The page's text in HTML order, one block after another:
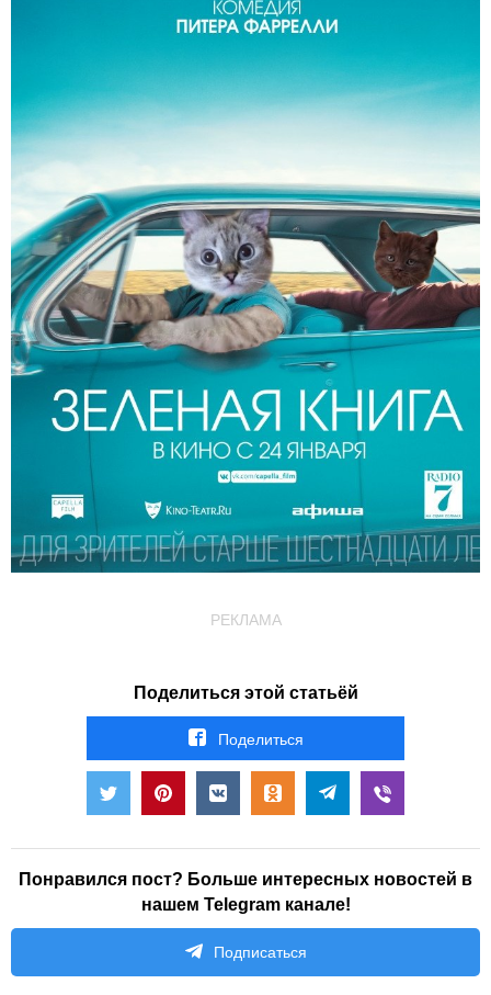
РЕКЛАМА
Поделиться этой статьёй
Поделиться
Понравился пост? Больше интересных новостей в
нашем Telegram канале!
Подписаться